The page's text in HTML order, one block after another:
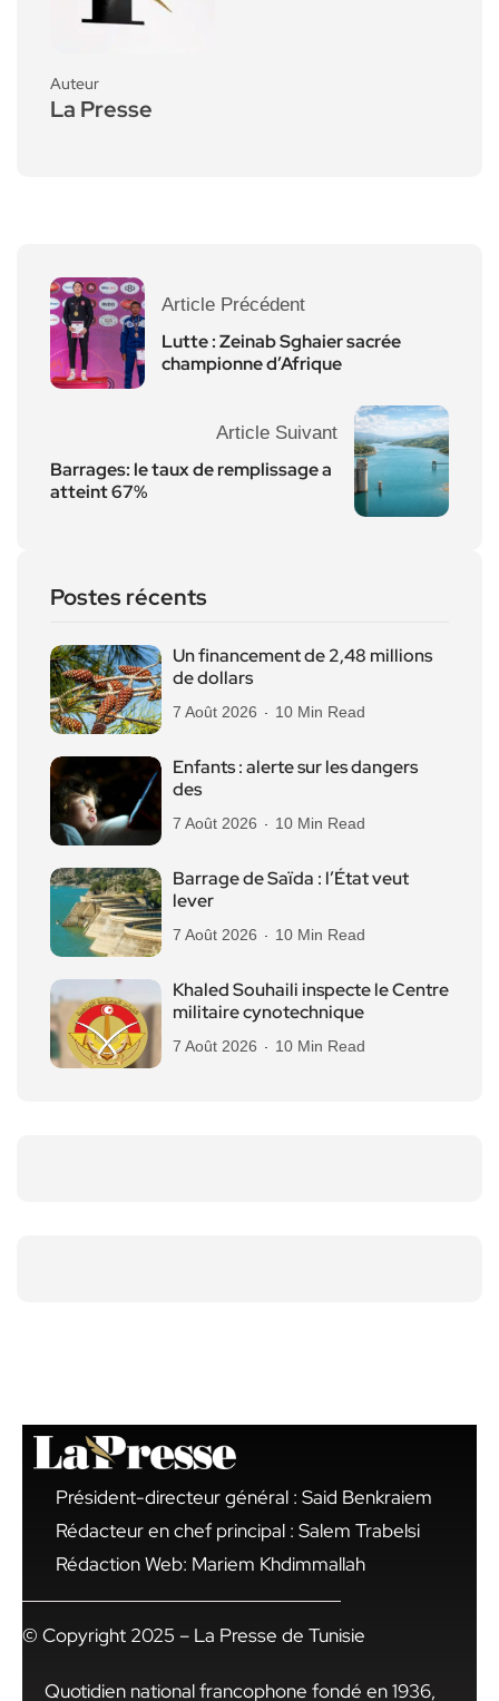
Auteur
La Presse
Article Précédent
Lutte : Zeinab Sghaier sacrée
championne d’Afrique
Article Suivant
Barrages: le taux de remplissage a
atteint 67%
Postes récents
Un financement de 2,48 millions
de dollars
7 Août 2026 10 Min Read
Enfants : alerte sur les dangers
des
7 Août 2026 10 Min Read
Barrage de Saïda : l’État veut
lever
7 Août 2026 10 Min Read
Khaled Souhaili inspecte le Centre
militaire cynotechnique
7 Août 2026 10 Min Read
Président-directeur général : Said Benkraiem
Rédacteur en chef principal : Salem Trabelsi
Rédaction Web: Mariem Khdimmallah
© Copyright 2025 – La Presse de Tunisie
Quotidien national francophone fondé en 1936,